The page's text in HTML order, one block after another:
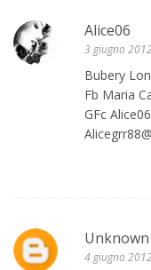
Alice06
3 giugno
Bubery
Fb Maria
GFc Alice06
Unknown
4 giugno